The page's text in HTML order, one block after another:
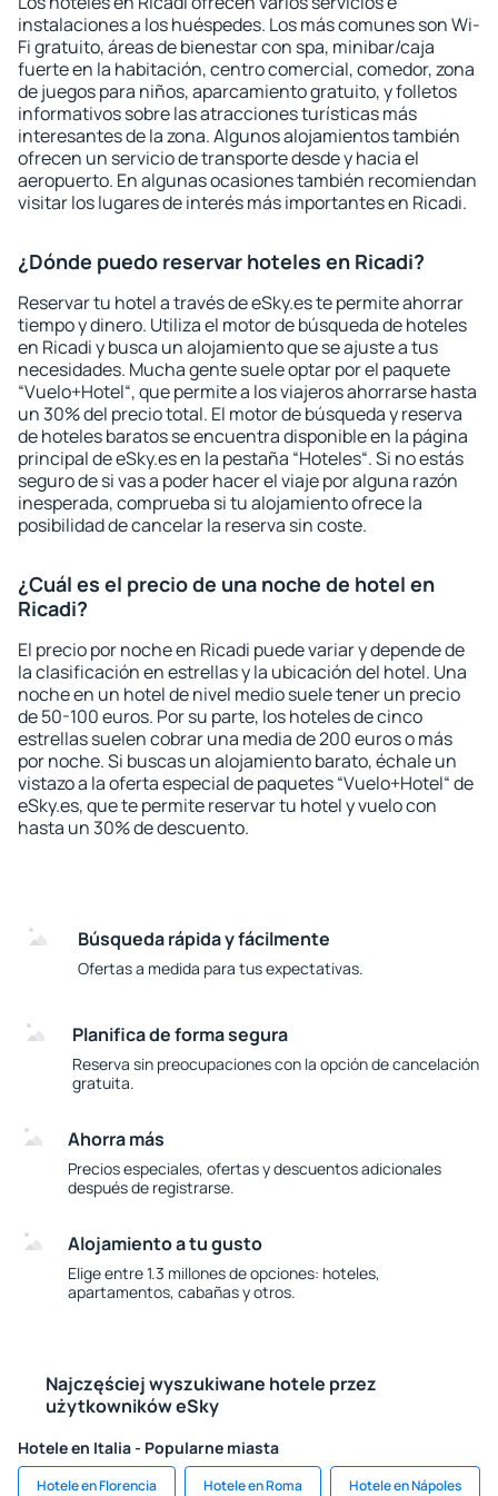
instalaciones a los huéspedes. Los más comunes son Wi-
Fi gratuito, áreas de bienestar con spa, minibar/caja
fuerte en la habitación, centro comercial, comedor, zona
de juegos para niños, aparcamiento gratuito, y folletos
informativos sobre las atracciones turísticas más
interesantes de la zona. Algunos alojamientos también
ofrecen un servicio de transporte desde y hacia el
aeropuerto. En algunas ocasiones también recomiendan
visitar los lugares de interés más importantes en Ricadi.
¿Dónde puedo reservar hoteles en Ricadi?
Reservar tu hotel a través de eSky.es te permite ahorrar
tiempo y dinero. Utiliza el motor de búsqueda de hoteles
en Ricadi y busca un alojamiento que se ajuste a tus
necesidades. Mucha gente suele optar por el paquete
“Vuelo+Hotel“, que permite a los viajeros ahorrarse hasta
un 30% del precio total. El motor de búsqueda y reserva
de hoteles baratos se encuentra disponible en la página
principal de eSky.es en la pestaña “Hoteles“. Si no estás
seguro de si vas a poder hacer el viaje por alguna razón
inesperada, comprueba si tu alojamiento ofrece la
posibilidad de cancelar la reserva sin coste.
¿Cuál es el precio de una noche de hotel en
Ricadi?
El precio por noche en Ricadi puede variar y depende de
la clasificación en estrellas y la ubicación del hotel. Una
noche en un hotel de nivel medio suele tener un precio
de 50-100 euros. Por su parte, los hoteles de cinco
estrellas suelen cobrar una media de 200 euros o más
por noche. Si buscas un alojamiento barato, échale un
vistazo a la oferta especial de paquetes “Vuelo+Hotel“ de
eSky.es, que te permite reservar tu hotel y vuelo con
hasta un 30% de descuento.
Búsqueda rápida y fácilmente
Ofertas a medida para tus expectativas.
Planifica de forma segura
Reserva sin preocupaciones con la opción de cancelación
gratuita.
Ahorra más
Precios especiales, ofertas y descuentos adicionales
después de registrarse.
Alojamiento a tu gusto
Elige entre 1.3 millones de opciones: hoteles,
apartamentos, cabañas y otros.
Najczęściej wyszukiwane hotele przez
użytkowników eSky
Hotele en Italia - Popularne miasta
Hotele en Florencia Hotele en Roma Hotele en Nápoles